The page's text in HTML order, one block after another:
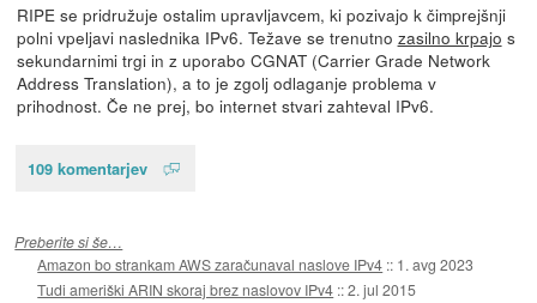
RIPE se pridružuje ostalim upravljavcem, ki pozivajo k čimprejšnji
polni vpeljavi naslednika IPv6. Težave se trenutno zasilno krpajo s
sekundarnimi trgi in z uporabo CGNAT (Carrier Grade Network
Address Translation), a to je zgolj odlaganje problema v
prihodnost. Če ne prej, bo internet stvari zahteval IPv6.
109 komentarjev
Preberite si še…
Amazon bo strankam AWS zaračunaval naslove IPv4 :: 1. avg 2023
Tudi ameriški ARIN skoraj brez naslovov IPv4 ::2. jul 2015